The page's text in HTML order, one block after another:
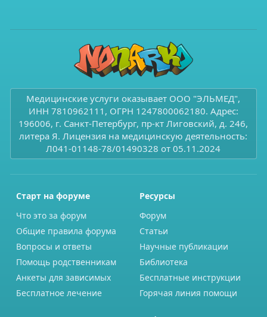
Медицинские услуги оказывает ООО "ЭЛЬМЕД",
ИНН 7810962111, ОГРН 1247800062180. Адрес:
196006, г. Санкт-Петербург, пр-кт Лиговский, д. 246,
литера Я. Лицензия на медицинскую деятельность:
Л041-01148-78/01490328 от 05.11.2024
Старт на форуме
Что это за форум
Общие правила форума
Вопросы и ответы
Помощь родственникам
Анкеты для зависимых
Бесплатное лечение
Ресурсы
Форум
Статьи
Научные публикации
Библиотека
Бесплатные инструкции
Горячая линия помощи